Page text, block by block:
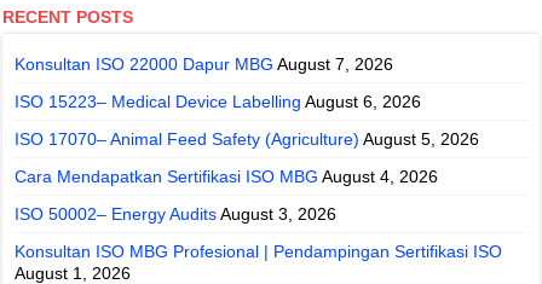
RECENT POSTS
Konsultan ISO 22000 Dapur MBG August 7, 2026
ISO 15223– Medical Device Labelling August 6, 2026
ISO 17070– Animal Feed Safety (Agriculture) August 5, 2026
Cara Mendapatkan Sertifikasi ISO MBG August 4, 2026
ISO 50002– Energy Audits August 3, 2026
Konsultan ISO MBG Profesional | Pendampingan Sertifikasi ISO
August 1, 2026